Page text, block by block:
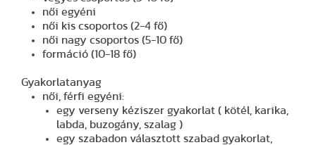
női egyéni
női kis csoportos (2-4 fő)
női nagy csoportos (5-10 fő)
formáció (10-18 fő)
Gyakorlatanyag
női, férfi egyéni:
egy verseny kéziszer gyakorlat ( kötél, karika,
labda, buzogány, szalag )
egy szabadon választott szabad gyakorlat,